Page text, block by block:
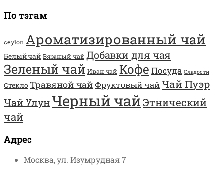
По тэгам
ceylon Ароматизированный чай
Белый чай Вязаный чай Добавки для чая
Зеленый чай Иван чай Кофе Посуда Сладости
Стекло Травяной чайФруктовый чайЧай Пуэр
Чай УлунЧерный чайЭтнический
чай
Адрес
Москва, ул. Изумрудная 7